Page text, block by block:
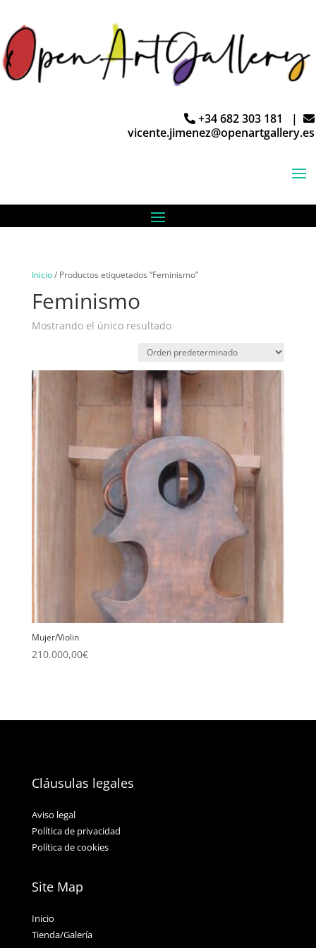
+34 682 303 181 |
vicente.jimenez@openartgallery.es
Inicio/ Productos etiquetados “Feminismo”
Feminismo
Mostrando el único resultado
Mujer/Violin
210.000,00€
Cláusulas legales
Aviso legal
Política de privacidad
Política de cookies
Site Map
Inicio
Tienda/Galería